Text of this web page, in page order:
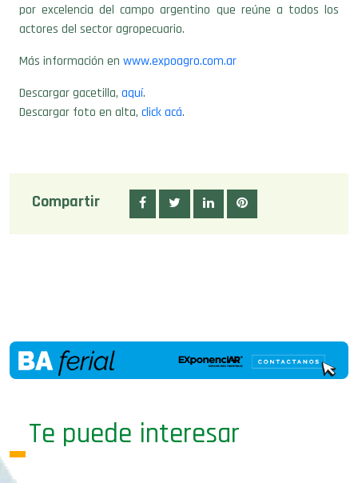
por excelencia del campo argentino que reúne a todos los
actores del sector agropecuario.
Más información en www.expoagro.com.ar
Descargar gacetilla, aquí.
Descargar foto en alta, click acá.
Compartir
Te puede interesar